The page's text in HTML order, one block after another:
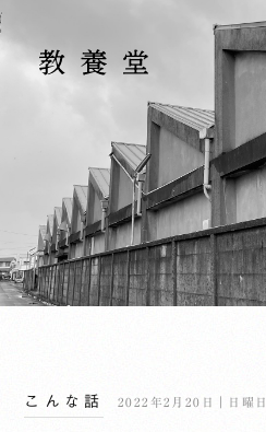
こんな話 2022年2月20日｜日曜日